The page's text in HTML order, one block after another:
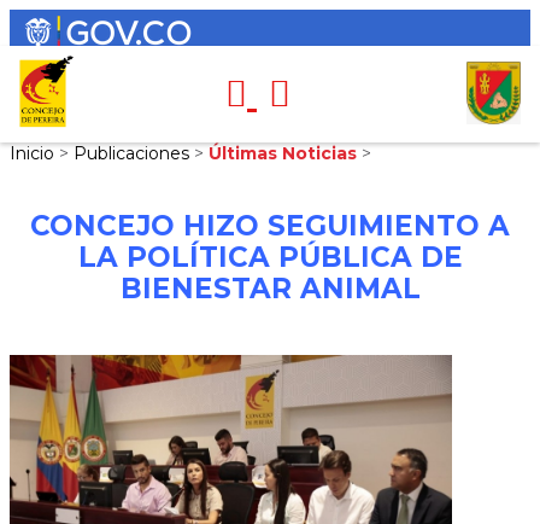
Inicio > Publicaciones > Últimas Noticias >
CONCEJO HIZO SEGUIMIENTO A
LA POLÍTICA PÚBLICA DE
BIENESTAR ANIMAL